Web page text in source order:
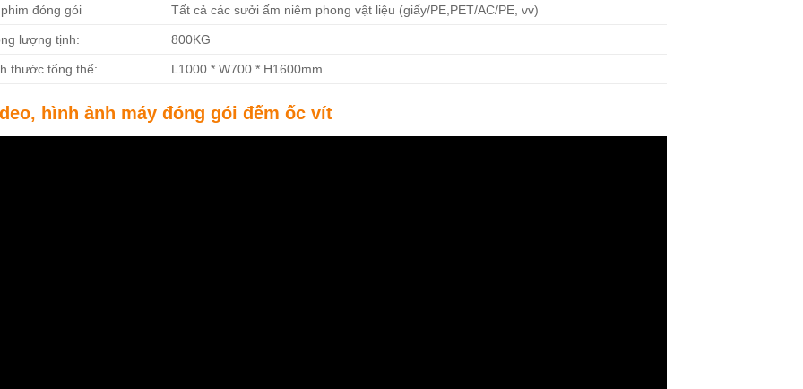
đóng gói Tất cả các sưởi ấm niêm phong vật liệu (giấy/PE,PET/AC/PE, vv)
lượng tịnh: 800KG
thước tổng thể: L1000 * W700 * H1600mm
hình ảnh máy đóng gói đếm ốc vít